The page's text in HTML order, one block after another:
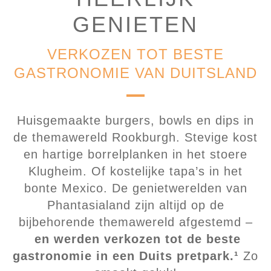
GENIETEN
VERKOZEN TOT BESTE
GASTRONOMIE VAN DUITSLAND
Huisgemaakte burgers, bowls en dips in
de themawereld Rookburgh. Stevige kost
en hartige borrelplanken in het stoere
Klugheim. Of kostelijke tapa’s in het
bonte Mexico. De genietwerelden van
Phantasialand zijn altijd op de
bijbehorende themawereld afgestemd –
en werden verkozen tot de beste
gastronomie in een Duits pretpark.¹ Zo